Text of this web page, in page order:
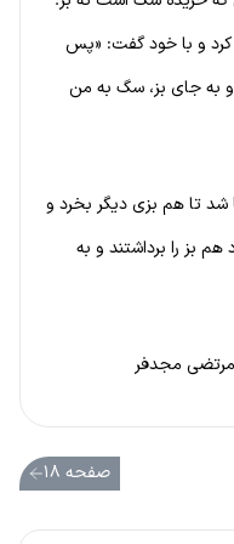
کرد و با خود گفت: «پس
و به جای بز، سگ به من
شد تا هم بزی دیگر بخرد و
بز را برداشتند و به
مرتضی مجدفر
صفحه ۱۸